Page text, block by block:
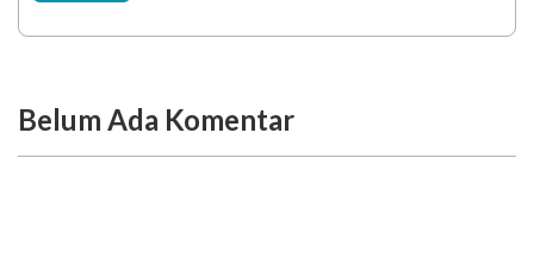
Belum Ada Komentar